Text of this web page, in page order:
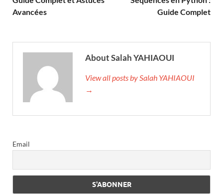
Avancées
Guide Complet
About Salah YAHIAOUI
View all posts by Salah YAHIAOUI
→
Email